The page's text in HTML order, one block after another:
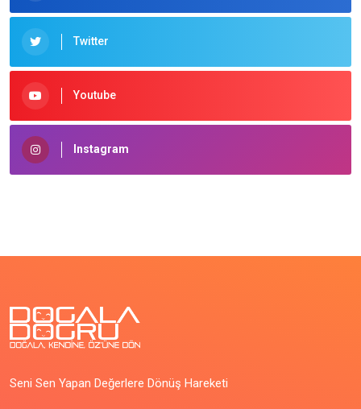
Twitter
Youtube
Instagram
Seni Sen Yapan Değerlere Dönüş Hareketi